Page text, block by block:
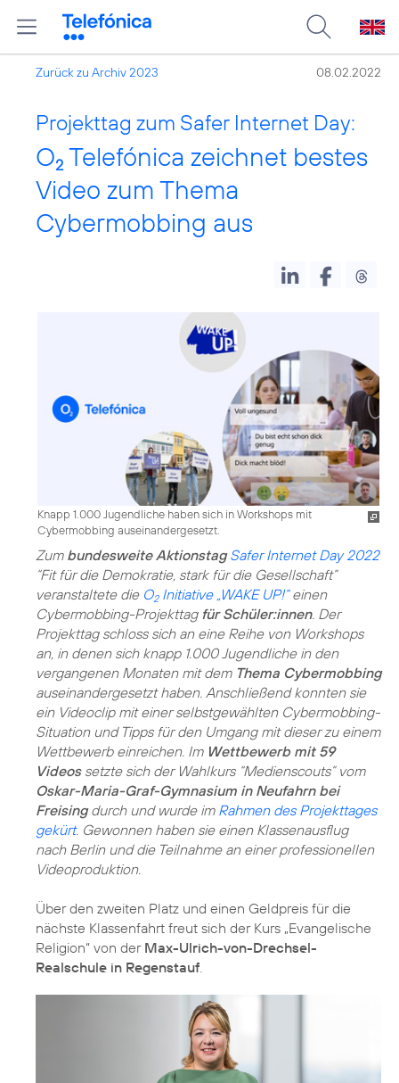
Zurück zu Archiv 2023 08.02.2022
Projekttag zum Safer Internet Day:
O2 Telefónica zeichnet bestes
Video zum Thema
Cybermobbing aus
Knapp 1.000 Jugendliche haben sich in Workshops mit
Cybermobbing auseinandergesetzt.
Zum bundesweite Aktionstag Safer Internet Day 2022
“Fit für die Demokratie, stark für die Gesellschaft”
veranstaltete die O2Initiative „WAKE UP!“einen
Cybermobbing-Projekttag für Schüler:innen. Der
Projekttag schloss sich an eine Reihe von Workshops
an, in denen sich knapp 1.000 Jugendliche in den
vergangenen Monaten mit dem Thema Cybermobbing
auseinandergesetzt haben. Anschließend konnten sie
ein Videoclip mit einer selbstgewählten Cybermobbing-
Situation und Tipps für den Umgang mit dieser zu einem
Wettbewerb einreichen. Im Wettbewerb mit 59
Videossetzte sich der Wahlkurs “Medienscouts” vom
Oskar-Maria-Graf-Gymnasium in Neufahrn bei
Freisingdurch und wurde im Rahmen des Projekttages
gekürt. Gewonnen haben sie einen Klassenausflug
nach Berlin und die Teilnahme an einer professionellen
Videoproduktion.
Über den zweiten Platz und einen Geldpreis für die
nächste Klassenfahrt freut sich der Kurs „Evangelische
Religion“ von der Max-Ulrich-von-Drechsel-
Realschule in Regenstauf